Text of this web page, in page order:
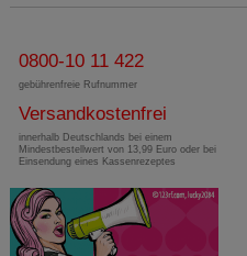
0800-10 11 422
gebührenfreie Rufnummer
Versandkostenfrei
innerhalb Deutschlands bei einem
Mindestbestellwert von 13,99 Euro oder bei
Einsendung eines Kassenrezeptes